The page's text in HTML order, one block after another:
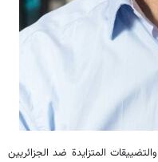
المتزايدة ضد الجزائريين